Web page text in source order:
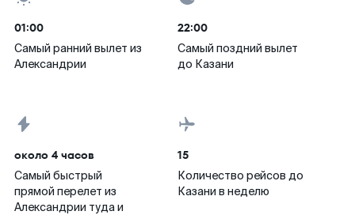
01:00
Самый ранний вылет из
Александрии
22:00
Самый поздний вылет
до Казани
около 4 часов
Самый быстрый
прямой перелет из
Александрии туда и
15
Количество рейсов до
Казани в неделю